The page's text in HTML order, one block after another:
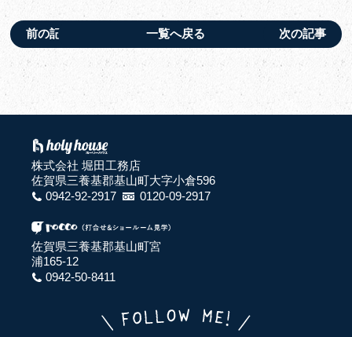
前の記事 一覧へ戻る 次の記事
株式会社 堀田工務店
佐賀県三養基郡基山町大字小倉596
0942-92-2917
0120-09-2917
佐賀県三養基郡基山町宮
浦165-12
0942-50-8411